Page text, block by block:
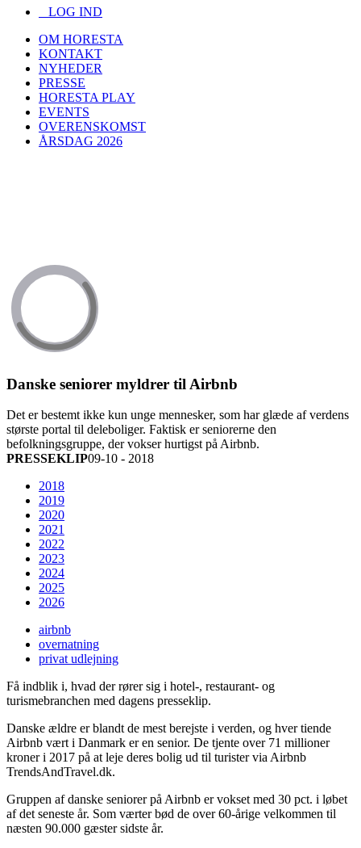
LOG IND
OM HORESTA
KONTAKT
NYHEDER
PRESSE
HORESTA PLAY
EVENTS
OVERENSKOMST
ÅRSDAG 2026
Danske seniorer myldrer til Airbnb
Det er bestemt ikke kun unge mennesker, som har glæde af verdens
største portal til deleboliger. Faktisk er seniorerne den
befolkningsgruppe, der vokser hurtigst på Airbnb.
PRESSEKLIP09-10 - 2018
2018
2019
2020
2021
2022
2023
2024
2025
2026
airbnb
overnatning
privat udlejning
Få indblik i, hvad der rører sig i hotel-, restaurant- og
turismebranchen med dagens presseklip.
Danske ældre er blandt de mest berejste i verden, og hver tiende
Airbnb vært i Danmark er en senior. De tjente over 71 millioner
kroner i 2017 på at leje deres bolig ud til turister via Airbnb
TrendsAndTravel.dk.
Gruppen af danske seniorer på Airbnb er vokset med 30 pct. i løbet
af det seneste år. Som værter bød de over 60-årige velkommen til
næsten 90.000 gæster sidste år.